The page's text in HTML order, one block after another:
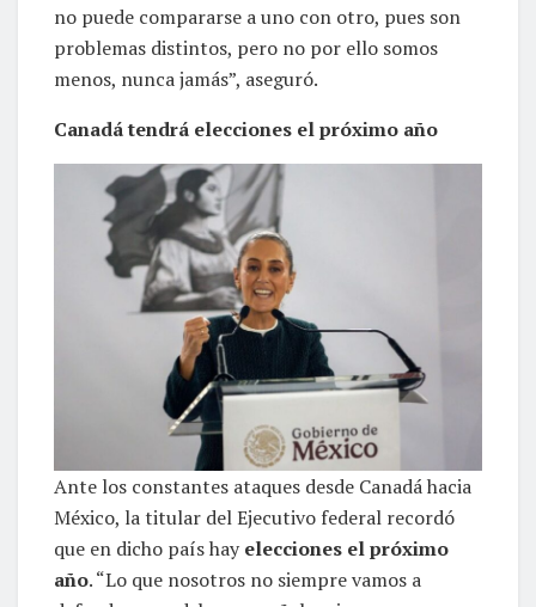
no puede compararse a uno con otro, pues son
problemas distintos, pero no por ello somos
menos, nunca jamás”, aseguró.
Canadá tendrá elecciones el próximo año
Ante los constantes ataques desde Canadá hacia
México, la titular del Ejecutivo federal recordó
que en dicho país hayelecciones el próximo
año. “Lo que nosotros no siempre vamos a